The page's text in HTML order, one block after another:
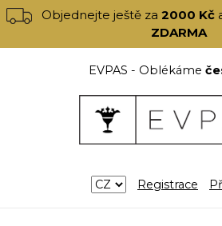
Objednejte ještě za2000 Kč
ZDARMA
EVPAS - Oblékáme
Registrace